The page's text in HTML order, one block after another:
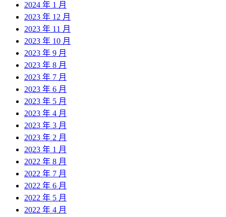
2024 年 1 月
2023 年 12 月
2023 年 11 月
2023 年 10 月
2023 年 9 月
2023 年 8 月
2023 年 7 月
2023 年 6 月
2023 年 5 月
2023 年 4 月
2023 年 3 月
2023 年 2 月
2023 年 1 月
2022 年 8 月
2022 年 7 月
2022 年 6 月
2022 年 5 月
2022 年 4 月